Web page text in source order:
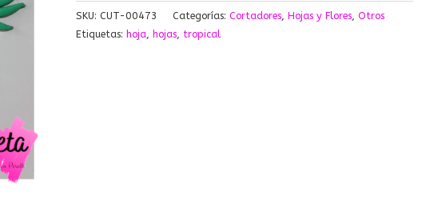
SKU:CUT-00473 Categorías:Cortadores,Hojas y Flores,Otros
Etiquetas: hoja, hojas, tropical